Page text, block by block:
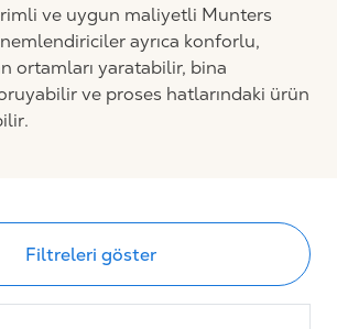
ve uygun maliyetli Munters
ayrıca konforlu,
ortamları yaratabilir, bina
ve proses hatlarındaki ürün
Filtreleri göster